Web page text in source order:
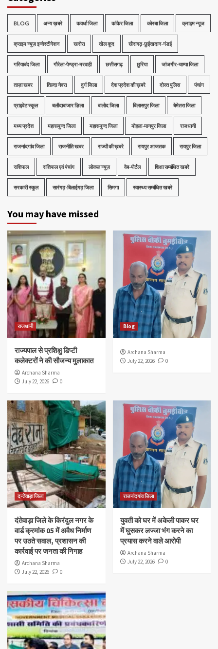
BLOG अन्य ख़बरे कवर्धा जिला कांकेर जिला कोरबा जिला क्राइम न्यूज
क्राइम न्यूज़ इन्वेस्टीगेशन खरोरा खेल कूद खैरागढ़-छुईखदान-गंडई
गरियाबंद जिला गौरेला-पेण्ड्रा-मरवाही छत्तीसगढ़ छुरिया जांजगीर-चाम्पा जिला
ताज़ा खबर तिल्दा नेवरा दुर्ग जिला देश प्रदेश की ख़बरे दोस्त पुलिस पंचांग
प्राइवेट स्कूल बलौदाबाजार ज़िला बालोद जिला बिलासपुर जिला बेमेतरा जिला
मध्‍य प्रदेश महासमुन्द जिला महासमुन्द जिला मोहला-मानपुर जिला राजधानी
राजनांदगांव जिला राजनीति खबर राज्यों की ख़बरे रायपुर आजतक रायपुर जिला
राशिफल राशिफल एवं पंचांग लोकल न्यूज़ वेब-पोर्टल शिक्षा सम्बंधित खबरे
सरकारी स्कूल सारंगढ़-बिलाईगढ़ जिला सिमगा स्वास्थ्य सम्बंधित खबरे
You may have missed
राजधानी
राज्यपाल से प्रशिक्षु डिप्टी
कलेक्टरों ने की सौजन्य मुलाकात
Archana Sharma
July 22, 2026
0
Blog
Archana Sharma
July 22, 2026
0
दन्तेवाड़ा जिला
दंतेवाड़ा जिले के किरंदुल नगर के
वार्ड क्रमांक 05 में अवैध निर्माण
पर उठते सवाल, प्रशासन की
कार्रवाई पर जनता की निगाह
Archana Sharma
July 22, 2026
0
राजनांदगांव जिला
युवती को घर में अकेली पाकर घर
में घुसकर लज्जा भंग करने का
प्रयास करने वाले आरोपी
Archana Sharma
July 22, 2026
0